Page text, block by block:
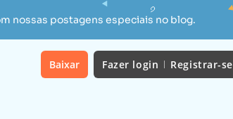
nossas postagens especiais no blog.
Baixar Fazer login Registrar-se